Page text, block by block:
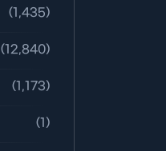
(1,435)
(12,840)
(1,173)
(1)